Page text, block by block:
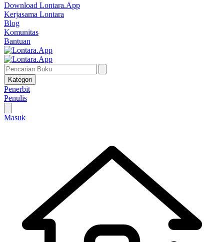
Download Lontara.App
Kerjasama Lontara
Blog
Komunitas
Bantuan
Kategori
Penerbit
Penulis
Masuk